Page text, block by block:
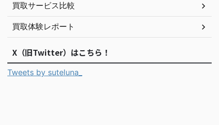
買取サービス比較
買取体験レポート
X（旧Twitter）はこちら！
Tweets by suteluna_